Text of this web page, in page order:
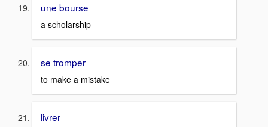
une bourse
a scholarship
se tromper
to make a mistake
livrer